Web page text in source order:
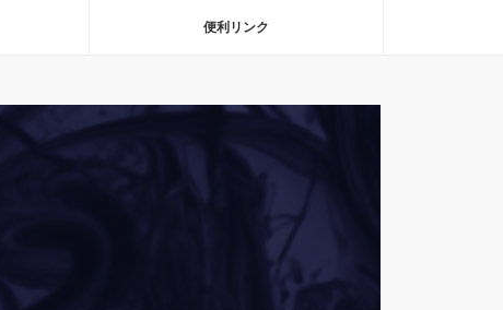
便利リンク